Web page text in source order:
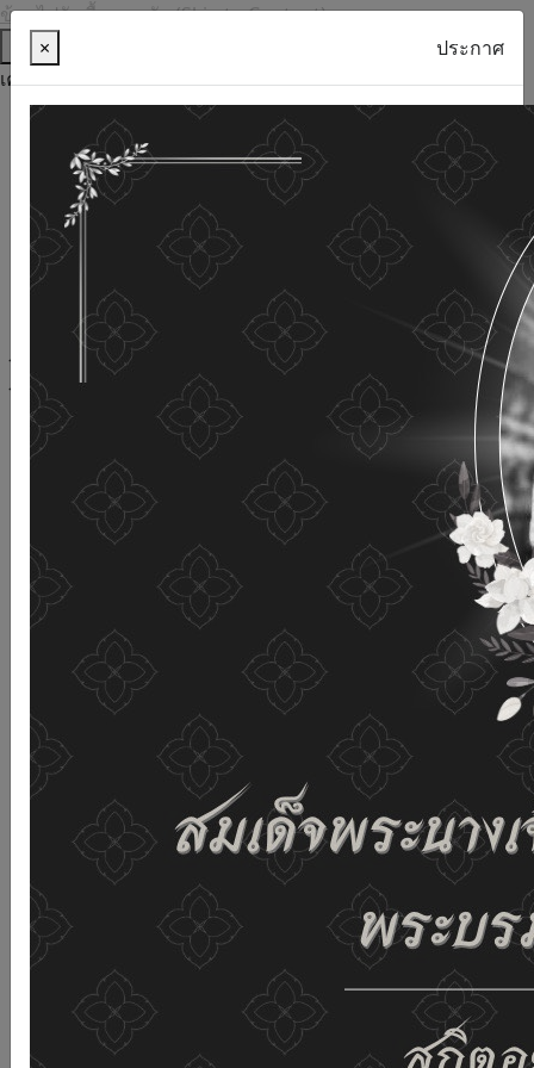
ข้ามไปยังเนื้อหาหลัก (Skip to Content)
ช่วยเหลือ
เครื่องมือการเข้าถึง
ภาษาไทย
ภาษาอังกฤษ
เพิ่มขนาดตัวอักษร
ลดขนาดตัวอักษร
ขนาดตัวอักษรปกติ
ความคมชัดสูง
ความคมชัดเชิงลบ
ความคมชัดปกติ
เปิดอ่านด้วยเสียง
ปิดอ่านด้วยเสียง
ผังเว็บไซต์
เว็บไซต์นี้ใช้คุกกี้ (Cookies)
กรมกิจการผู้สูงอายุ
ให้ความสำคัญต่อข้อมูลส่วนบุคคลของ
ท่าน เพื่อการพัฒนาและปรับปรุงเว็บไซต์ หากท่านใช้บริการ
เว็บไซต์นี้โดยไม่มีการปรับตั้งค่าใดๆ แสดงว่าท่านยินยอมที่จะ
รับคุกกี้บนเว็บไซต์ และนโยบายสิทธิส่วนบุคคลของเรา
ดูรายละเอียด ยอมรับทั้งหมด
02-659-6811 saraban@dop.mail.go.th
เปลี่ยนการแสดงผล
ก-ก
× ประกาศ